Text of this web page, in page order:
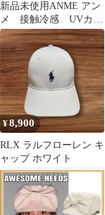
新品未使用ANME アン
メ 接触冷感 UVカッ
ト キャップ スカー
フ付き
¥8,900
RLX ラルフローレン キ
ャップ ホワイト